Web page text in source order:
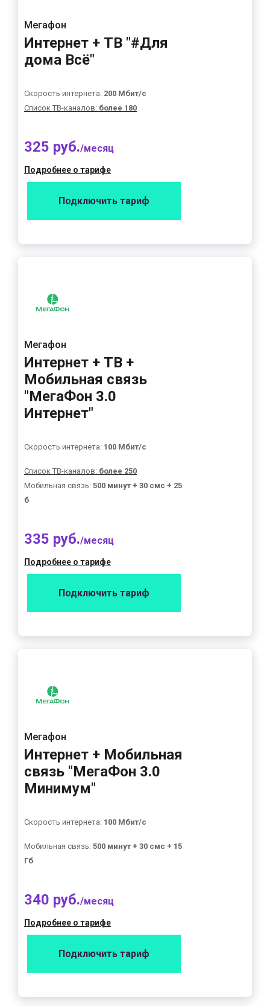
Мегафон
Интернет + ТВ "#Для
дома Всё"
Скорость интернета: 200 Мбит/с
Список ТВ-каналов: более 180
325 руб./месяц
Подробнее о тарифе
Подключить тариф
Мегафон
Интернет + ТВ +
Мобильная связь
"МегаФон 3.0
Интернет"
Скорость интернета: 100 Мбит/с
Список ТВ-каналов: более 250
Мобильная связь: 500 минут + 30 смс + 25
б
335 руб./месяц
Подробнее о тарифе
Подключить тариф
Мегафон
Интернет + Мобильная
связь "МегаФон 3.0
Минимум"
Скорость интернета: 100 Мбит/с
Мобильная связь: 500 минут + 30 смс + 15
Гб
340 руб./месяц
Подробнее о тарифе
Подключить тариф